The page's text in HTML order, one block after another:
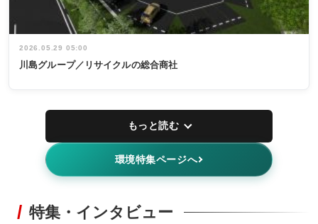
2026.05.29 05:00
川島グループ／リサイクルの総合商社
もっと読む
環境特集ページへ
特集・インタビュー